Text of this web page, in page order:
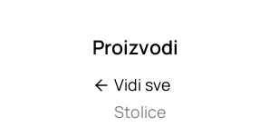
Proizvodi
Vidi sve
Stolice